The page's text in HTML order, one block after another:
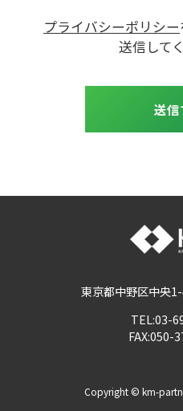
プライバシーポリシー
送信して
送信
東京都中野区中央
TEL:03-
FAX:050-
Copyright © km-